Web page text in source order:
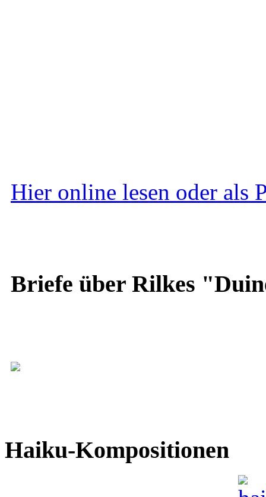
Hier online lesen oder als
Briefe über Rilkes
Haiku-Kompositionen